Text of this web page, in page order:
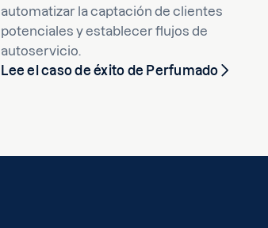
automatizar la captación de clientes
potenciales y establecer flujos de
autoservicio.
Lee el caso de éxito de Perfumado